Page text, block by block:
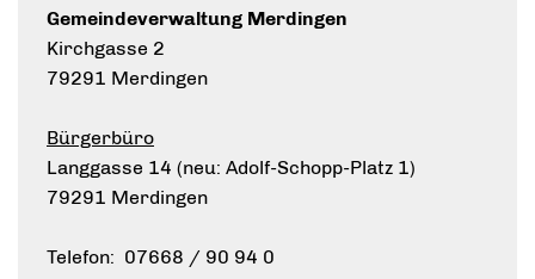
Gemeindeverwaltung Merdingen
Kirchgasse 2
79291 Merdingen
Bürgerbüro
Langgasse 14 (neu: Adolf-Schopp-Platz 1)
79291 Merdingen
Telefon: 07668 / 90 94 0